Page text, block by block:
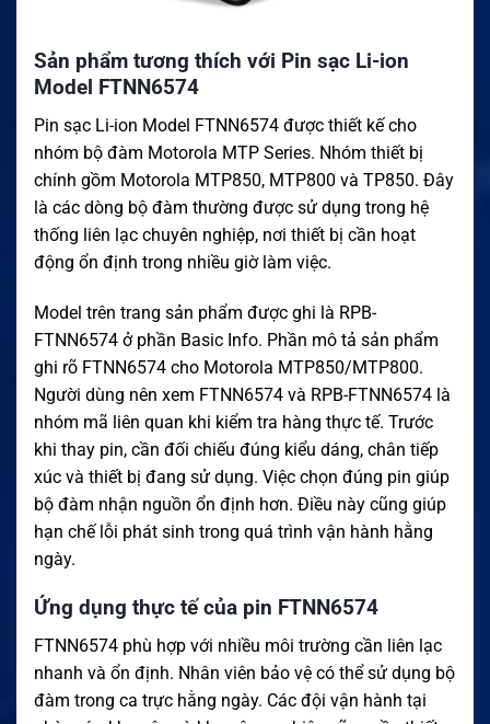
Sản phẩm tương thích với Pin sạc Li-ion
Model FTNN6574
Pin sạc Li-ion Model FTNN6574 được thiết kế cho
nhóm bộ đàm Motorola MTP Series. Nhóm thiết bị
chính gồm Motorola MTP850, MTP800 và TP850. Đây
là các dòng bộ đàm thường được sử dụng trong hệ
thống liên lạc chuyên nghiệp, nơi thiết bị cần hoạt
động ổn định trong nhiều giờ làm việc.
Model trên trang sản phẩm được ghi là RPB-
FTNN6574 ở phần Basic Info. Phần mô tả sản phẩm
ghi rõ FTNN6574 cho Motorola MTP850/MTP800.
Người dùng nên xem FTNN6574 và RPB-FTNN6574 là
nhóm mã liên quan khi kiểm tra hàng thực tế. Trước
khi thay pin, cần đối chiếu đúng kiểu dáng, chân tiếp
xúc và thiết bị đang sử dụng. Việc chọn đúng pin giúp
bộ đàm nhận nguồn ổn định hơn. Điều này cũng giúp
hạn chế lỗi phát sinh trong quá trình vận hành hằng
ngày.
Ứng dụng thực tế của pin FTNN6574
FTNN6574 phù hợp với nhiều môi trường cần liên lạc
nhanh và ổn định. Nhân viên bảo vệ có thể sử dụng bộ
đàm trong ca trực hằng ngày. Các đội vận hành tại